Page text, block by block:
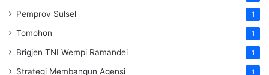
Pemprov Sulsel 1
Tomohon 1
Brigjen TNI Wempi Ramandei 1
Strategi Membangun Agensi 1